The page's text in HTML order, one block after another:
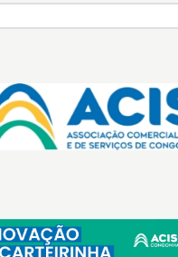
MULHERES QUE